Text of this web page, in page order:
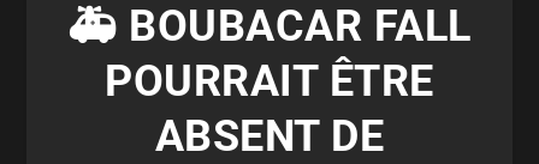
🚑 BOUBACAR FALL
POURRAIT ÊTRE
ABSENT DE